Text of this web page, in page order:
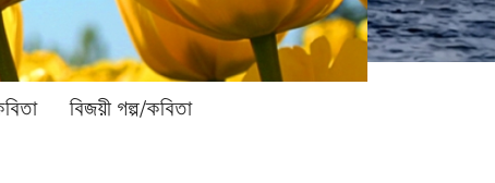
বিজয়ী গল্প/কবিতা